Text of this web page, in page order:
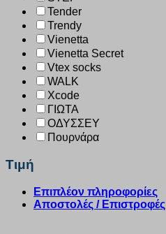
Tender
Trendy
Vienetta
Vienetta Secret
Vtex socks
WALK
Xcode
ΓΙΩΤΑ
ΟΔΥΣΣΕΥ
Πουρνάρα
Τιμή
Επιπλέον πληροφορίες
Αποστολές / Επιστροφές